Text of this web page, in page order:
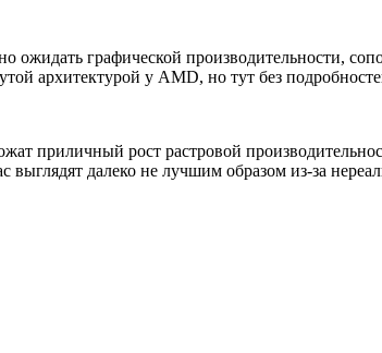
ожидать графической производительности,
архитектурой у AMD, но тут без
приличный рост растровой
далеко не лучшим образом из-за